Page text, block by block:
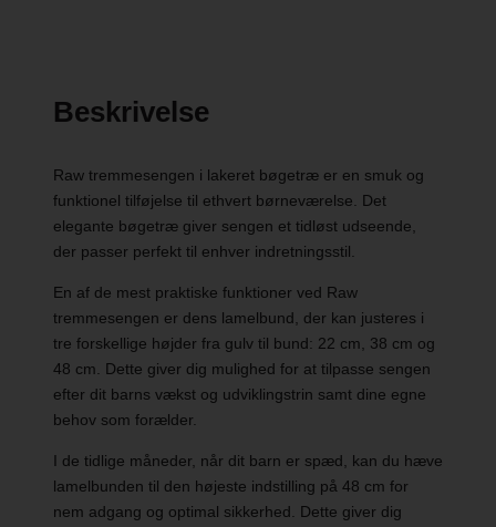
Beskrivelse
Raw tremmesengen i lakeret bøgetræ er en smuk og
funktionel tilføjelse til ethvert børneværelse. Det
elegante bøgetræ giver sengen et tidløst udseende,
der passer perfekt til enhver indretningsstil.
En af de mest praktiske funktioner ved Raw
tremmesengen er dens lamelbund, der kan justeres i
tre forskellige højder fra gulv til bund: 22 cm, 38 cm og
48 cm. Dette giver dig mulighed for at tilpasse sengen
efter dit barns vækst og udviklingstrin samt dine egne
behov som forælder.
I de tidlige måneder, når dit barn er spæd, kan du hæve
lamelbunden til den højeste indstilling på 48 cm for
nem adgang og optimal sikkerhed. Dette giver dig